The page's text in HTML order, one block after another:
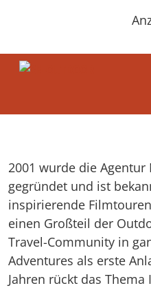
2001 wurde die
gegründet und ist
inspirierende
einen Großteil der
Travel-Community in
Adventures als erste
Jahren rückt das